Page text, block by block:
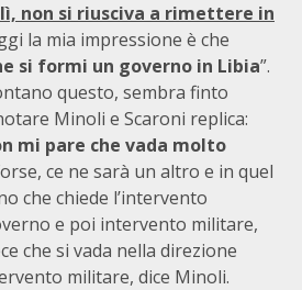
non si riusciva a rimettere in
la mia impressione è che
si formi un governo in Libia”.
questo, sembra finto
Minoli e Scaroni replica:
mi pare che vada molto
ce ne sarà un altro e in quel
che chiede l’intervento
e poi intervento militare,
che si vada nella direzione
militare, dice Minoli.